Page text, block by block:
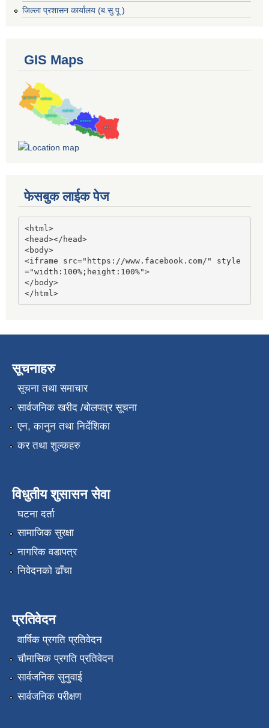
जिल्ला प्रशासन कार्यालय (ब.सु.पू )
GIS Maps
फेसबुक लाईक पेज
<html>
<head></head>
<body>
<iframe src="https://www.facebook.com/" style
="width:100%;height:100%">
</body>
</html>
सूचनाहरु
सूचना तथा समाचार
सार्वजनिक खरीद /बोलपत्र सूचना
एन, कानुन तथा निर्देशिका
कर तथा शुल्कहरु
विधुतीय शुसासन सेवा
घटना दर्ता
सामाजिक सुरक्षा
नागरिक वडापत्र
निवेदनको ढाँचा
प्रतिवेदन
वार्षिक प्रगति प्रतिवेदन
चौमासिक प्रगति प्रतिवेदन
सार्वजनिक सुनुवाई
सार्वजनिक परीक्षण